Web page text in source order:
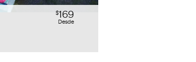
$169
Desde